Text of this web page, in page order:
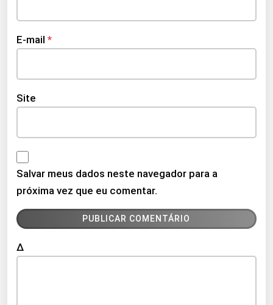
E-mail *
Site
Salvar meus dados neste navegador para a
próxima vez que eu comentar.
Δ